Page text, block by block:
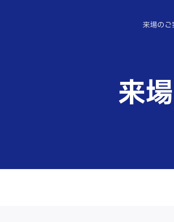
来場のご
会場ア
来